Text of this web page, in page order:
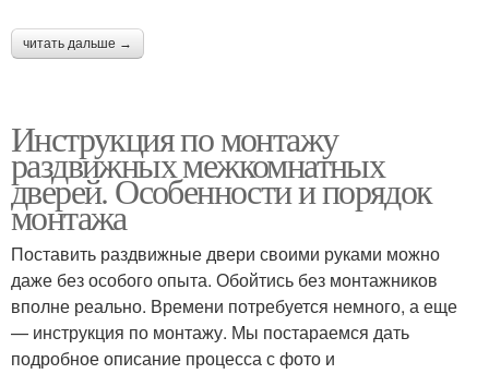
читать дальше →
Инструкция по монтажу
раздвижных межкомнатных
дверей. Особенности и порядок
монтажа
Поставить раздвижные двери своими руками можно
даже без особого опыта. Обойтись без монтажников
вполне реально. Времени потребуется немного, а еще
— инструкция по монтажу. Мы постараемся дать
подробное описание процесса с фото и